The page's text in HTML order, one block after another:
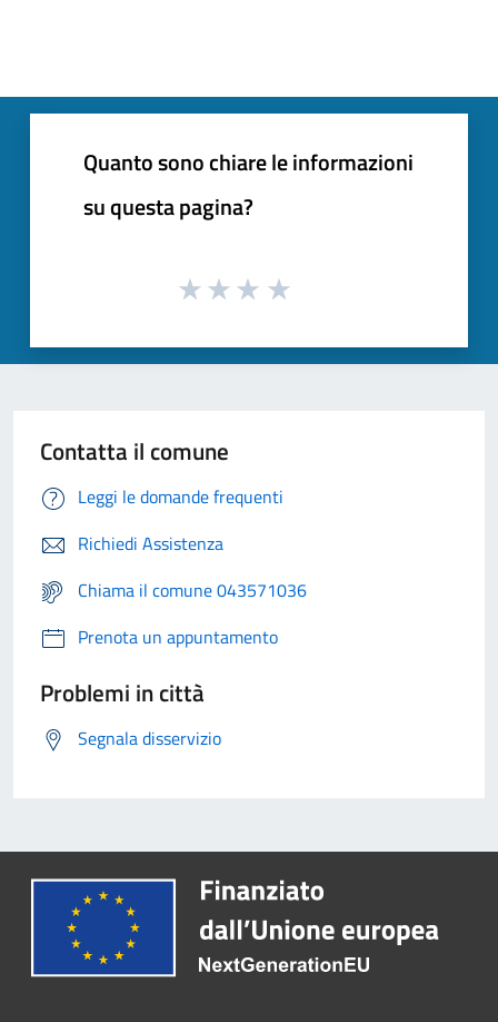
Quanto sono chiare le informazioni
su questa pagina?
Contatta il comune
Leggi le domande frequenti
Richiedi Assistenza
Chiama il comune 043571036
Prenota un appuntamento
Problemi in città
Segnala disservizio